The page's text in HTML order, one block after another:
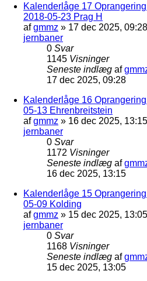
Kalenderlåge 17
2018-05-23 Prag H
afgmmz » 17 dec 2025, 09:28
jernbaner
0 Svar
1145 Visninger
Seneste indlæg af
17 dec 2025, 09:28
Kalenderlåge 16
05-13 Ehrenbreitstein
afgmmz » 16 dec 2025, 13:15
jernbaner
0 Svar
1172 Visninger
Seneste indlæg af
16 dec 2025, 13:15
Kalenderlåge 15
05-09 Kolding
afgmmz » 15 dec 2025, 13:05
jernbaner
0 Svar
1168 Visninger
Seneste indlæg af
15 dec 2025, 13:05